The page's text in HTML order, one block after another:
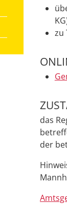
zu
das
der